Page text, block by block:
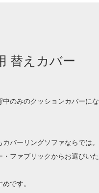
替えカバー
のみのクッションカバーにな
バーリングソファならでは。
ファブリックからお選びいた
です。